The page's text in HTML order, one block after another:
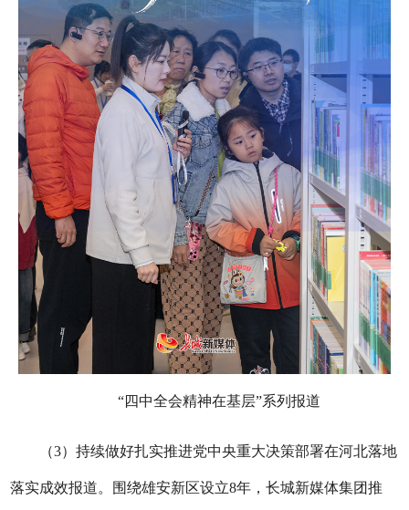
“四中全会精神在基层”系列报道
（3）持续做好扎实推进党中央重大决策部署在河北落地
落实成效报道。围绕雄安新区设立8年，长城新媒体集团推